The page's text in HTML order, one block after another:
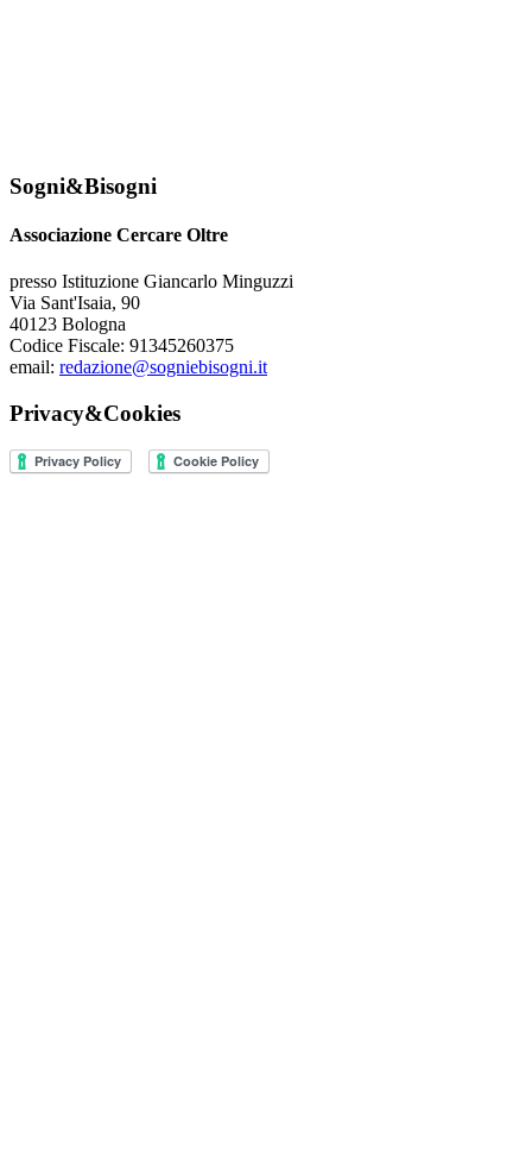
Sogni&Bisogni
Associazione Cercare Oltre
presso Istituzione Giancarlo Minguzzi
Via Sant'Isaia, 90
40123 Bologna
Codice Fiscale: 91345260375
email: redazione@sogniebisogni.it
Privacy&Cookies